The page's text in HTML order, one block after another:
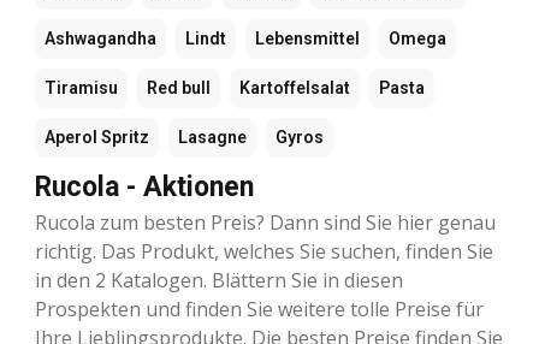
Ashwagandha Lindt Lebensmittel Omega
Tiramisu Red bull Kartoffelsalat Pasta
Aperol Spritz Lasagne Gyros
Rucola - Aktionen
Rucola zum besten Preis? Dann sind Sie hier genau
richtig. Das Produkt, welches Sie suchen, finden Sie
in den 2 Katalogen. Blättern Sie in diesen
Prospekten und finden Sie weitere tolle Preise für
Ihre Lieblingsprodukte. Die besten Preise finden Sie